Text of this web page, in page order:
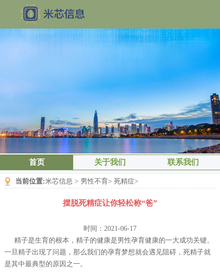
首页 关于我们 联系我们
当前位置:米芯信息 > 男性不育>死精症>
摆脱死精症让你轻松称“爸”
时间：2021-06-17
精子是生育的根本，精子的健康是男性孕育健康的一大成功关键。
一旦精子出现了问题，那么我们的孕育梦想就会遇见阻碍，死精子就
是其中最典型的原因之一。